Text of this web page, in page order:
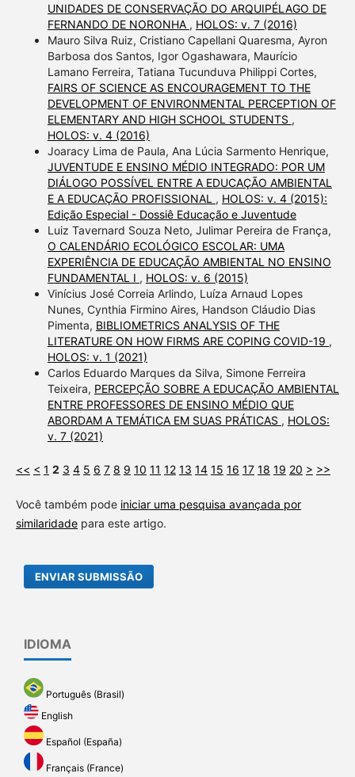
UNIDADES DE CONSERVAÇÃO DO ARQUIPÉLAGO DE
FERNANDO DE NORONHA , HOLOS: v. 7 (2016)
Mauro Silva Ruiz, Cristiano Capellani Quaresma, Ayron
Barbosa dos Santos, Igor Ogashawara, Maurício
Lamano Ferreira, Tatiana Tucunduva Philippi Cortes,
FAIRS OF SCIENCE AS ENCOURAGEMENT TO THE
DEVELOPMENT OF ENVIRONMENTAL PERCEPTION OF
ELEMENTARY AND HIGH SCHOOL STUDENTS ,
HOLOS: v. 4 (2016)
Joaracy Lima de Paula, Ana Lúcia Sarmento Henrique,
JUVENTUDE E ENSINO MÉDIO INTEGRADO: POR UM
DIÁLOGO POSSÍVEL ENTRE A EDUCAÇÃO AMBIENTAL
E A EDUCAÇÃO PROFISSIONAL , HOLOS: v. 4 (2015):
Edição Especial - Dossiê Educação e Juventude
Luiz Tavernard Souza Neto, Julimar Pereira de França,
O CALENDÁRIO ECOLÓGICO ESCOLAR: UMA
EXPERIÊNCIA DE EDUCAÇÃO AMBIENTAL NO ENSINO
FUNDAMENTAL I , HOLOS: v. 6 (2015)
Vinícius José Correia Arlindo, Luíza Arnaud Lopes
Nunes, Cynthia Firmino Aires, Handson Cláudio Dias
Pimenta, BIBLIOMETRICS ANALYSIS OF THE
LITERATURE ON HOW FIRMS ARE COPING COVID-19 ,
HOLOS: v. 1 (2021)
Carlos Eduardo Marques da Silva, Simone Ferreira
Teixeira, PERCEPÇÃO SOBRE A EDUCAÇÃO AMBIENTAL
ENTRE PROFESSORES DE ENSINO MÉDIO QUE
ABORDAM A TEMÁTICA EM SUAS PRÁTICAS , HOLOS:
v. 7 (2021)
<< < 1 2 3 4 5 6 7 8 9 10 11 12 13 14 15 16 17 18 19 20 > >>
Você também pode iniciar uma pesquisa avançada por
similaridadepara este artigo.
ENVIAR SUBMISSÃO
IDIOMA
Português (Brasil)
English
Español (España)
Français (France)